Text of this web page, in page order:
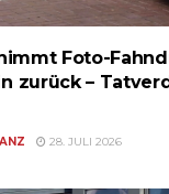
Foto-
zurück –
28. JULI 2026